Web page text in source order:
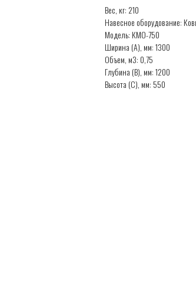
Вес, кг: 210
Навесное оборудование:
Модель: КМО-750
Ширина (А), мм: 1300
Объем, м3: 0,75
Глубина (В), мм: 1200
Высота (С), мм: 550